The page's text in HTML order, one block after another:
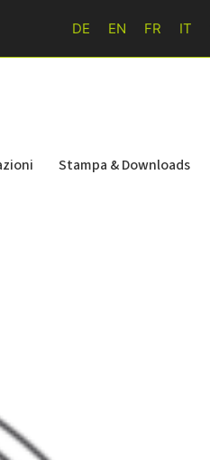
DE EN FR IT
Stampa & Downloads